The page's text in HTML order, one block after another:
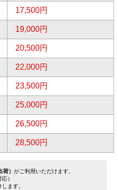
17,500円
19,000円
20,500円
22,000円
23,500円
25,000円
26,500円
28,500円
） がご利用いただけます。
）
ます。